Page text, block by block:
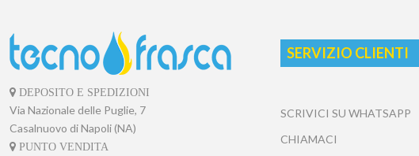
DEPOSITO E SPEDIZIONI
Via Nazionale delle Puglie, 7
Casalnuovo di Napoli (NA)
PUNTO VENDITA
SERVIZIO CLIENTI
SCRIVICI SU WHATSAPP
CHIAMACI